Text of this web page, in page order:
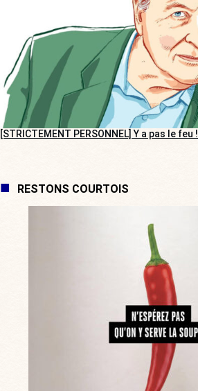
[STRICTEMENT PERSONNEL] Y a pas le feu !
RESTONS COURTOIS